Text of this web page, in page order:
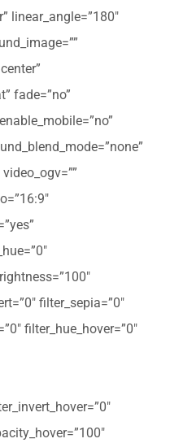
linear_angle=”180″
fade=”no”
filter_sepia=”0″
filter_hue_hover=”0″